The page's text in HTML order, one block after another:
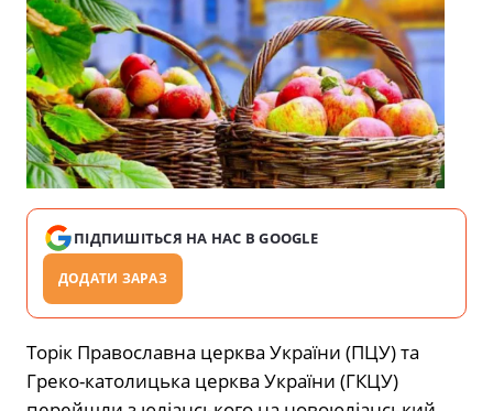
ПІДПИШІТЬСЯ НА НАС В GOOGLE
ДОДАТИ ЗАРАЗ
Торік Православна церква України (ПЦУ) та
Греко-католицька церква України (ГКЦУ)